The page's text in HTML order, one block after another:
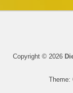
Copyright © 2026
Theme: